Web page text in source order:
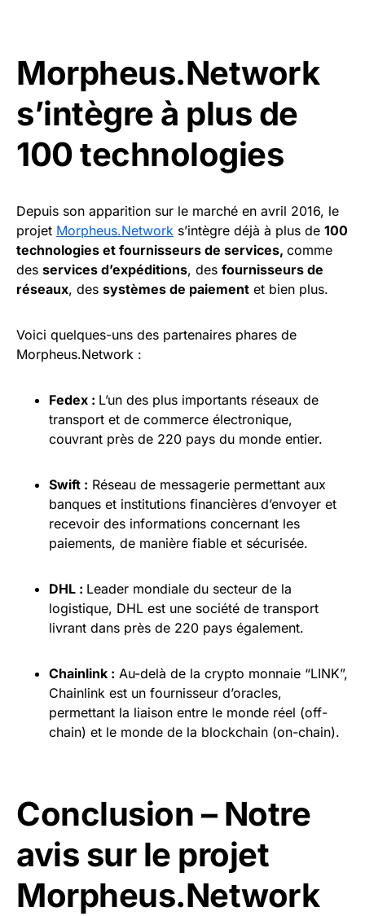
Morpheus.Network
s’intègre à plus de
100 technologies
Depuis son apparition sur le marché en avril 2016, le
projet Morpheus.Network s’intègre déjà à plus de 100
technologies et fournisseurs de services, comme
des services d’expéditions, des fournisseurs de
réseaux, des systèmes de paiement et bien plus.
Voici quelques-uns des partenaires phares de
Morpheus.Network :
Fedex : L’un des plus importants réseaux de
transport et de commerce électronique,
couvrant près de 220 pays du monde entier.
Swift : Réseau de messagerie permettant aux
banques et institutions financières d’envoyer et
recevoir des informations concernant les
paiements, de manière fiable et sécurisée.
DHL : Leader mondiale du secteur de la
logistique, DHL est une société de transport
livrant dans près de 220 pays également.
Chainlink : Au-delà de la crypto monnaie “LINK”,
Chainlink est un fournisseur d’oracles,
permettant la liaison entre le monde réel (off-
chain) et le monde de la blockchain (on-chain).
Conclusion – Notre
avis sur le projet
Morpheus.Network